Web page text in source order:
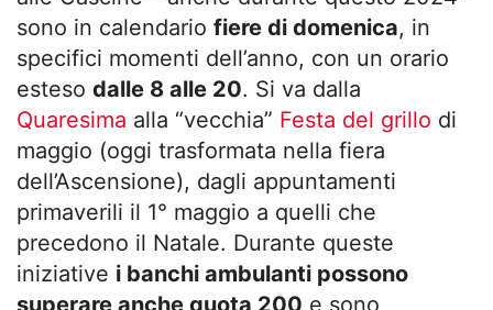
sono in calendario fiere di domenica, in
specifici momenti dell’anno, con un orario
esteso dalle 8 alle 20. Si va dalla
Quaresima alla “vecchia” Festa del grillo di
maggio (oggi trasformata nella fiera
dell’Ascensione), dagli appuntamenti
primaverili il 1° maggio a quelli che
precedono il Natale. Durante queste
iniziative i banchi ambulanti possono
superare anche quota 200 e sono